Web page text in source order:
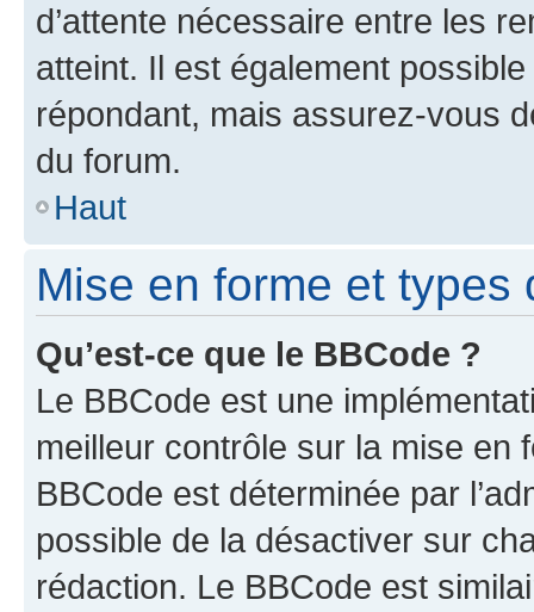
d’attente nécessaire entre les
atteint. Il est également
répondant, mais assurez-vous
du forum.
Haut
Mise en forme et types
Qu’est-ce que le BBCode ?
Le BBCode est une
meilleur contrôle sur la mise en
BBCode est déterminée par
possible de la désactiver sur
rédaction. Le BBCode est